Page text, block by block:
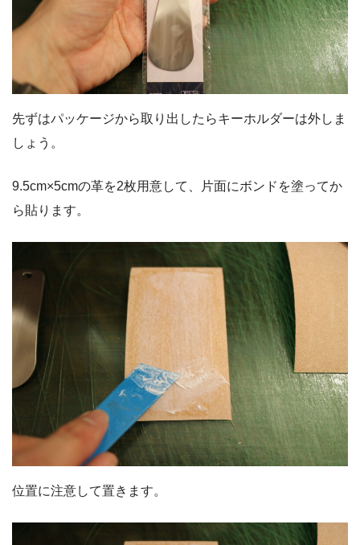
先ずはパッケージから取り出したらキーホルダーは外しま
しょう。
9.5cm×5cmの革を2枚用意して、片面にボンドを塗ってか
ら貼ります。
位置に注意して置きます。